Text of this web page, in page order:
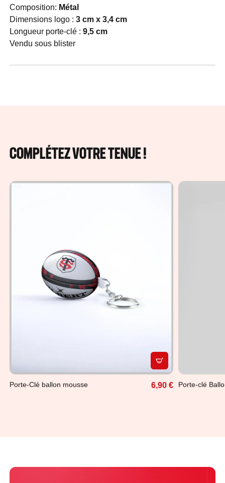
Composition: Métal
Dimensions logo : 3 cm x 3,4 cm
Longueur porte-clé : 9,5 cm
Vendu sous blister
COMPLÉTEZ VOTRE TENUE !
APERÇU RAPIDE
Porte-Clé ballon mousse 6,90 € Porte-clé